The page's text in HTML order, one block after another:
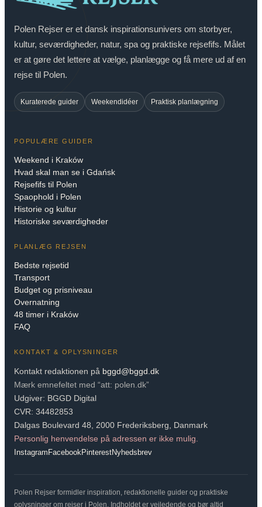
Polen Rejser er et dansk inspirationsunivers om storbyer,
kultur, seværdigheder, natur, spa og praktiske rejsefifs. Målet
er at gøre det lettere at vælge, planlægge og få mere ud af en
rejse til Polen.
Kuraterede guider Weekendidéer Praktisk planlægning
POPULÆRE GUIDER
Weekend i Kraków
Hvad skal man se i Gdańsk
Rejsefifs til Polen
Spaophold i Polen
Historie og kultur
Historiske seværdigheder
PLANLÆG REJSEN
Bedste rejsetid
Transport
Budget og prisniveau
Overnatning
48 timer i Kraków
FAQ
KONTAKT & OPLYSNINGER
Kontakt redaktionen på bggd@bggd.dk
Mærk emnefeltet med “att: polen.dk”
Udgiver: BGGD Digital
CVR: 34482853
Dalgas Boulevard 48, 2000 Frederiksberg, Danmark
Personlig henvendelse på adressen er ikke mulig.
Instagram FacebookPinterestNyhedsbrev
Polen Rejser formidler inspiration, redaktionelle guider og praktiske
oplysninger om rejser i Polen. Indholdet er vejledende og bør altid